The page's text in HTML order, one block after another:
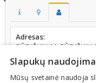
Adresas:
RŪDIŠKIŲ M. RŪDIŠKIŲ
Kodas:
Slapukų
Mūsų svetainė naudoja